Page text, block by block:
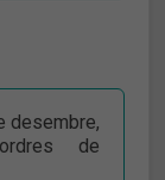
desembre,
de